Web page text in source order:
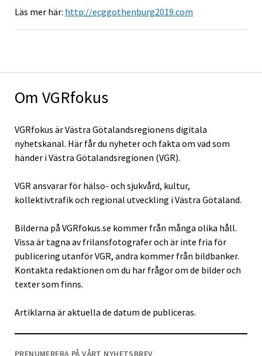
Om VGRfokus
VGRfokus är Västra Götalandsregionens digitala
nyhetskanal. Här får du nyheter och fakta om vad som
händer i Västra Götalandsregionen (VGR).
VGR ansvarar för hälso- och sjukvård, kultur,
kollektivtrafik och regional utveckling i Västra Götaland.
Bilderna på VGRfokus.se kommer från många olika håll.
Vissa är tagna av frilansfotografer och är inte fria för
publicering utanför VGR, andra kommer från bildbanker.
Kontakta redaktionen om du har frågor om de bilder och
texter som finns.
Artiklarna är aktuella de datum de publiceras.
PRENUMERERA PÅ VÅRT NYHETSBREV
Läs mer här: http://ecggothenburg2019.com